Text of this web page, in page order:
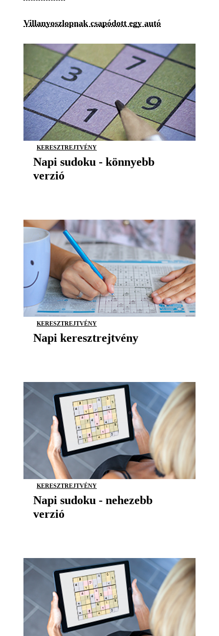
Villanyoszlopnak csapódott egy autó
KERESZTREJTVÉNY
Napi sudoku - könnyebb
verzió
KERESZTREJTVÉNY
Napi keresztrejtvény
KERESZTREJTVÉNY
Napi sudoku - nehezebb
verzió